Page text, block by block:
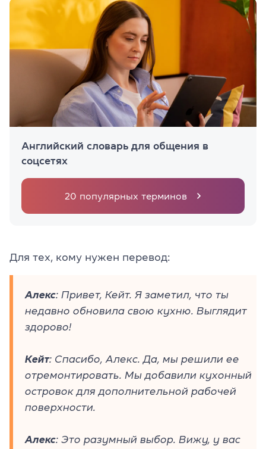
Английский словарь для общения в
соцсетях
20 популярных терминов
Для тех, кому нужен перевод:
Алекс: Привет, Кейт. Я заметил, что ты
недавно обновила свою кухню. Выглядит
здорово!
Кейт: Спасибо, Алекс. Да, мы решили ее
отремонтировать. Мы добавили кухонный
островок для дополнительной рабочей
поверхности.
Алекс: Это разумный выбор. Вижу, у вас